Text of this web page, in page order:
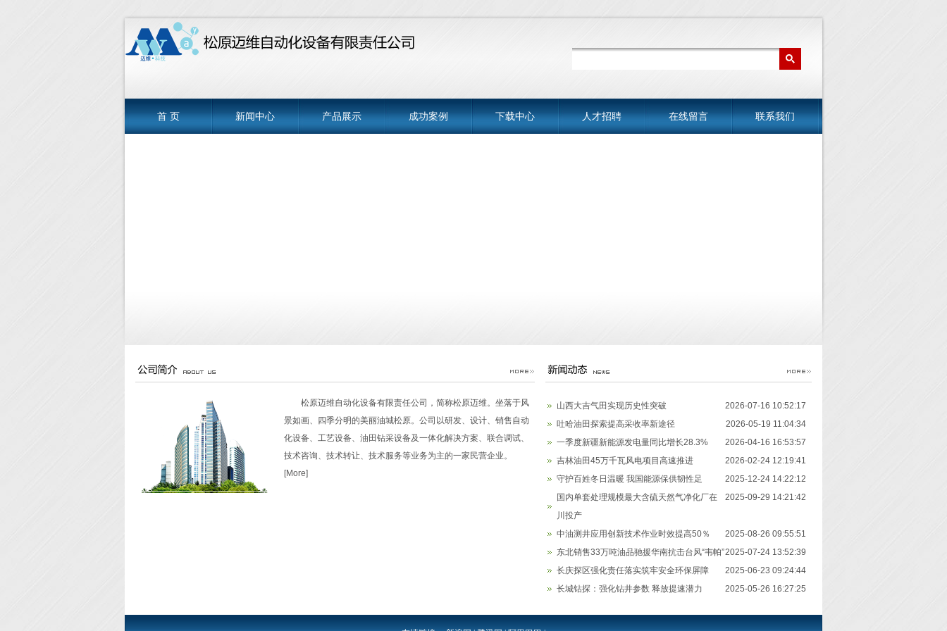
首 页 新闻中心 产品展示 成功案例 下载中心 人才招聘 在线留言 联系我们
松原迈维自动化设备有限责任公司，简称松原迈维。坐落于风
景如画、四季分明的美丽油城松原。公司以研发、设计、销售自动
化设备、工艺设备、油田钻采设备及一体化解决方案、联合调试、
技术咨询、技术转让、技术服务等业务为主的一家民营企业。
[More]
2026-07-16 10:52:17
山西大吉气田实现历史性突破
2026-05-19 11:04:34
吐哈油田探索提高采收率新途径
2026-04-16 16:53:57
一季度新疆新能源发电量同比增长28.3%
2026-02-24 12:19:41
吉林油田45万千瓦风电项目高速推进
2025-12-24 14:22:12
守护百姓冬日温暖 我国能源保供韧性足
2025-09-29 14:21:42
国内单套处理规模最大含硫天然气净化厂在
川投产
2025-08-26 09:55:51
中油测井应用创新技术作业时效提高50％
2025-07-24 13:52:39
东北销售33万吨油品驰援华南抗击台风“韦帕”
2025-06-23 09:24:44
长庆探区强化责任落实筑牢安全环保屏障
2025-05-26 16:27:25
长城钻探：强化钻井参数 释放提速潜力